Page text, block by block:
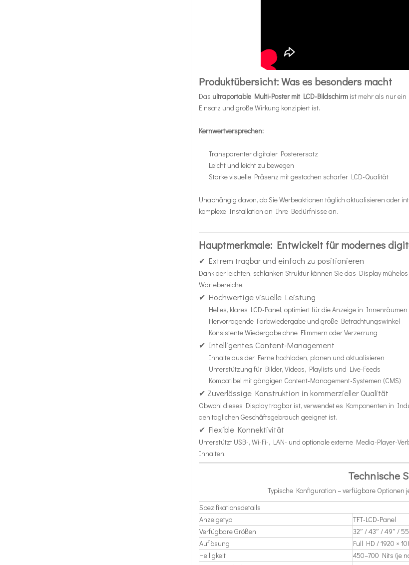
Produktübersicht: Was es besonders macht
Das ultraportable Multi-Poster mit LCD-Bildschirm ist mehr als nur
Einsatz und große Wirkung konzipiert ist.
Kernwertversprechen:
Transparenter digitaler Posterersatz
Leicht und leicht zu bewegen
Starke visuelle Präsenz mit gestochen scharfer LCD-Qualität
Unabhängig davon, ob Sie Werbeaktionen täglich aktualisieren oder
komplexe Installation an Ihre Bedürfnisse an.
Hauptmerkmale: Entwickelt für modernes
✔ Extrem tragbar und einfach zu positionieren
Dank der leichten, schlanken Struktur können Sie das Display
Wartebereiche.
✔ Hochwertige visuelle Leistung
Helles, klares LCD-Panel, optimiert für die Anzeige in Innenräumen
Hervorragende Farbwiedergabe und große Betrachtungswinkel
Konsistente Wiedergabe ohne Flimmern oder Verzerrung
✔ Intelligentes Content-Management
Inhalte aus der Ferne hochladen, planen und aktualisieren
Unterstützung für Bilder, Videos, Playlists und Live-Feeds
Kompatibel mit gängigen Content-Management-Systemen (CMS)
✔ Zuverlässige Konstruktion in kommerzieller Qualität
Obwohl dieses Display tragbar ist, verwendet es Komponenten in
den täglichen Geschäftsgebrauch geeignet ist.
✔ Flexible Konnektivität
Unterstützt USB-, Wi-Fi-, LAN- und optionale externe Media-Player-
Inhalten.
Technische
Typische Konfiguration – verfügbare
Spezifikationsdetails
Anzeigetyp
TFT-LCD-Panel
Verfügbare Größen
32″ / 43″ / 49″ /
Auflösung
Full HD / 1920 ×
Helligkeit
450–700 Nits (je